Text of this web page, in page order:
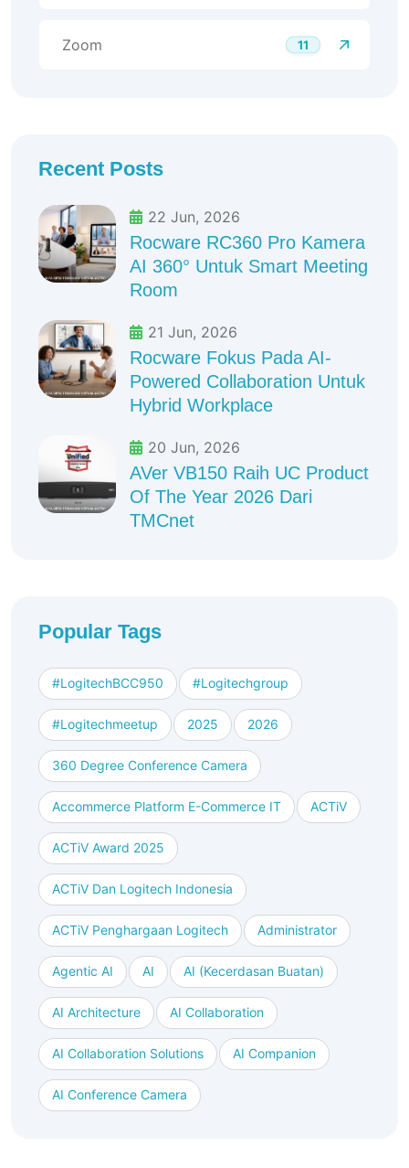
Zoom 11
Recent Posts
22 Jun, 2026
Rocware RC360 Pro Kamera
AI 360° Untuk Smart Meeting
Room
21 Jun, 2026
Rocware Fokus Pada AI-
Powered Collaboration Untuk
Hybrid Workplace
20 Jun, 2026
AVer VB150 Raih UC Product
Of The Year 2026 Dari
TMCnet
Popular Tags
#logitechBCC950 #logitechgroup
#logitechmeetup 2025 2026
360 Degree Conference Camera
Accommerce Platform E-Commerce IT ACTiV
ACTiV Award 2025
ACTiV Dan Logitech Indonesia
ACTiV Penghargaan Logitech Administrator
Agentic AI AI AI (kecerdasan Buatan)
AI Architecture AI Collaboration
AI Collaboration Solutions AI Companion
AI Conference Camera